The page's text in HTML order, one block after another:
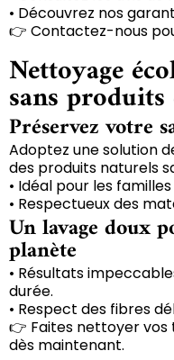
• Découvrez nos
👉 Contactez-nous
Nettoyage
sans
Préservez votre
Adoptez une solution
des produits naturels
• Idéal pour les
• Respectueux des
Un lavage doux
planète
• Résultats
durée.
• Respect des fibres
👉 Faites nettoyer vos
dès maintenant.